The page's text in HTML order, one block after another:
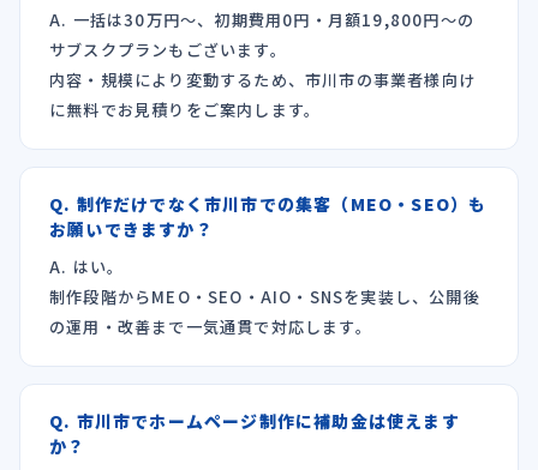
A. 一括は30万円〜、初期費用0円・月額19,800円〜の
サブスクプランもございます。
内容・規模により変動するため、市川市の事業者様向け
に無料でお見積りをご案内します。
Q. 制作だけでなく市川市での集客（MEO・SEO）も
お願いできますか？
A. はい。
制作段階からMEO・SEO・AIO・SNSを実装し、公開後
の運用・改善まで一気通貫で対応します。
Q. 市川市でホームページ制作に補助金は使えます
か？